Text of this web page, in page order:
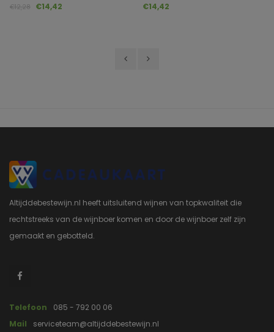
- Chardonnay
€12,28 €14,42
Rotwein
€14,42
Altijddebestewijn.nl heeft uitsluitend wijnen van topkwaliteit die
rechtstreeks van de wijnboer komen en door de wijnboer zelf zijn
gemaakt en gebotteld.
Telefoon
085 - 792 00 06
Mail
serviceteam@altijddebestewijn.nl